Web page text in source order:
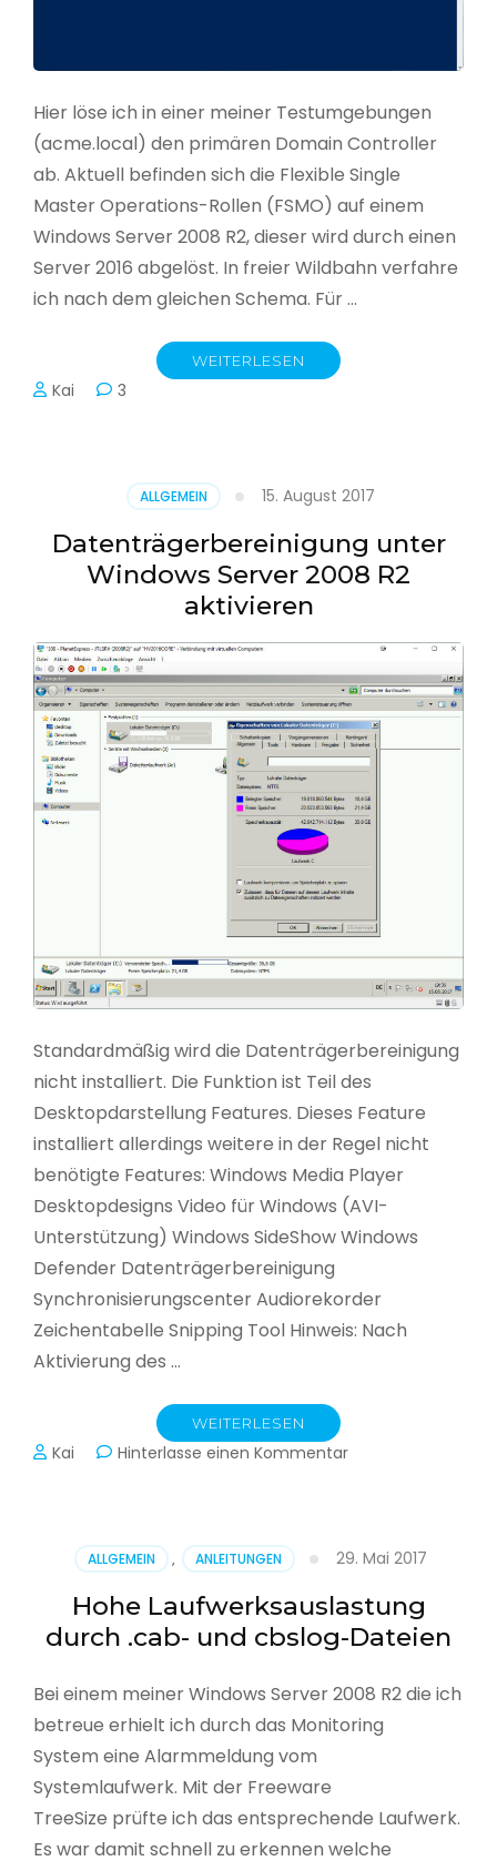
Hier löse ich in einer meiner Testumgebungen
(acme.local) den primären Domain Controller
ab. Aktuell befinden sich die Flexible Single
Master Operations-Rollen (FSMO) auf einem
Windows Server 2008 R2, dieser wird durch einen
Server 2016 abgelöst. In freier Wildbahn verfahre
ich nach dem gleichen Schema. Für …
WEITERLESEN
Kai 3
ALLGEMEIN 15. August 2017
Datenträgerbereinigung unter
Windows Server 2008 R2
aktivieren
Standardmäßig wird die Datenträgerbereinigung
nicht installiert. Die Funktion ist Teil des
Desktopdarstellung Features. Dieses Feature
installiert allerdings weitere in der Regel nicht
benötigte Features: Windows Media Player
Desktopdesigns Video für Windows (AVI-
Unterstützung) Windows SideShow Windows
Defender Datenträgerbereinigung
Synchronisierungscenter Audiorekorder
Zeichentabelle Snipping Tool Hinweis: Nach
Aktivierung des …
WEITERLESEN
Kai Hinterlasse einen Kommentarzu
2008
aktivieren
ALLGEMEIN , ANLEITUNGEN 29. Mai 2017
Hohe Laufwerksauslastung
durch .cab- und cbslog-Dateien
Bei einem meiner Windows Server 2008 R2 die ich
betreue erhielt ich durch das Monitoring
System eine Alarmmeldung vom
Systemlaufwerk. Mit der Freeware
TreeSize prüfte ich das entsprechende Laufwerk.
Es war damit schnell zu erkennen welche